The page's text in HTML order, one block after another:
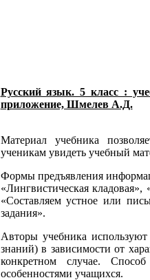
Русский язык. 5 класс :
приложение, Шмелев А.Д.
Материал учебника
ученикам увидеть учебный
Формы предъявления
«Лингвистическая
«Составляем устное или
задания».
Авторы учебника
знаний) в зависимости от
конкретном случае.
особенностями учащихся.